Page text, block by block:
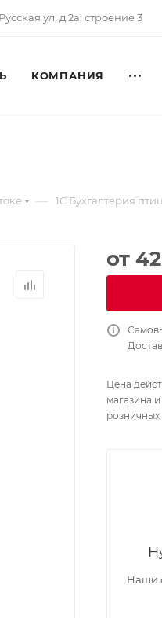
ул, д.2а, строение 3
КОМПАНИЯ
— 1С Бухгалтерия
от
Цена
магазина
розничных
Наши